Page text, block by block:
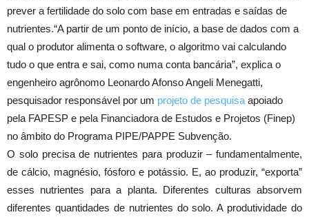
prever a fertilidade do solo com base em entradas e saídas de
nutrientes.“A partir de um ponto de início, a base de dados com a
qual o produtor alimenta o software, o algoritmo vai calculando
tudo o que entra e sai, como numa conta bancária”, explica o
engenheiro agrônomo Leonardo Afonso Angeli Menegatti,
pesquisador responsável por um projeto de pesquisa apoiado
pela FAPESP e pela Financiadora de Estudos e Projetos (Finep)
no âmbito do Programa PIPE/PAPPE Subvenção.
O solo precisa de nutrientes para produzir – fundamentalmente,
de cálcio, magnésio, fósforo e potássio. E, ao produzir, “exporta”
esses nutrientes para a planta. Diferentes culturas absorvem
diferentes quantidades de nutrientes do solo. A produtividade do